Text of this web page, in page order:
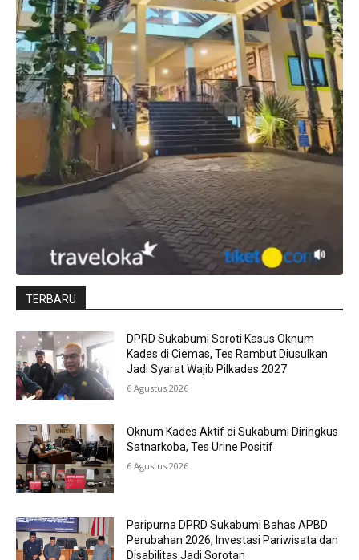
TERBARU
DPRD Sukabumi Soroti Kasus Oknum
Kades di Ciemas, Tes Rambut Diusulkan
Jadi Syarat Wajib Pilkades 2027
6 Agustus 2026
Oknum Kades Aktif di Sukabumi Diringkus
Satnarkoba, Tes Urine Positif
6 Agustus 2026
Paripurna DPRD Sukabumi Bahas APBD
Perubahan 2026, Investasi Pariwisata dan
Disabilitas Jadi Sorotan